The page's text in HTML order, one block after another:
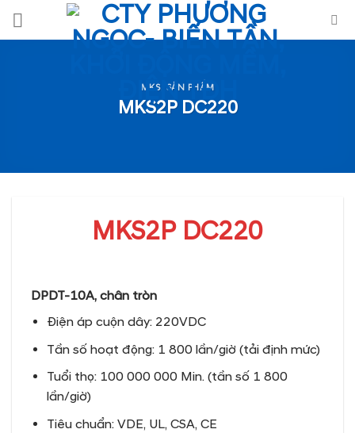
MKS, SẢN PHẨM
MKS2P DC220
MKS2P DC220
DPDT-10A, chân tròn
Điện áp cuộn dây: 220VDC
Tần số hoạt động: 1 800 lần/giờ (tải định mức)
Tuổi thọ: 100 000 000 Min. (tần số 1 800
lần/giờ)
Tiêu chuẩn: VDE, UL, CSA, CE